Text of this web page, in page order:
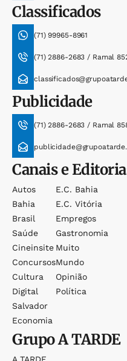
Classificados
(71) 99965-8961
(71) 2886-2683 / Ramal
Publicidade
(71) 2886-2683 / Ramal
Canais e
Autos
Bahia
Brasil
Saúde
Cineinsite
Concursos
Cultura
Digital
Salvador
Economia
E.c. Bahia
E.c. Vitória
Empregos
Gastronomia
Muito
Mundo
Opinião
Política
GrupoA TARDE